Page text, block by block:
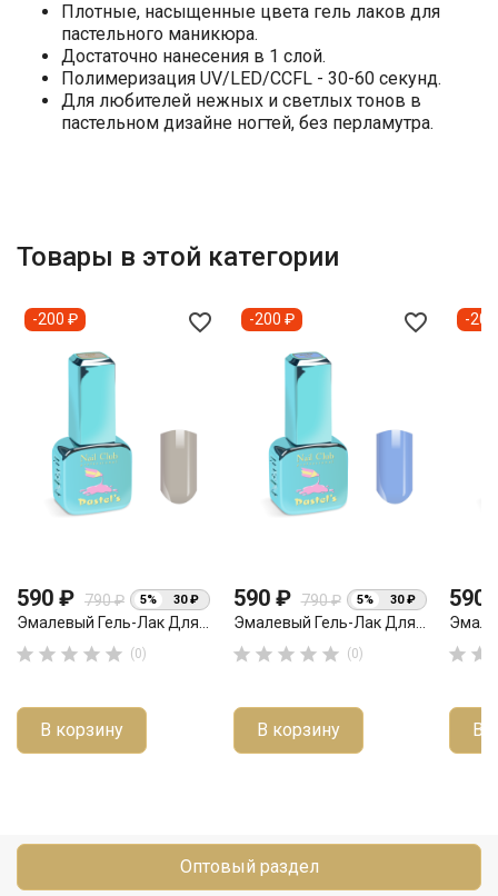
Плотные, насыщенные цвета гель лаков для
пастельного маникюра.
Достаточно нанесения в 1 слой.
Полимеризация UV/LED/CCFL - 30-60 секунд.
Для любителей нежных и светлых тонов в
пастельном дизайне ногтей, без перламутра.
Товары в этой категории
favorite_border
590 ₽ 790 ₽ 5% 30 ₽
Эмалевый Гель-Лак Для...
     (0)
В корзину
-200 ₽ favorite_border
590 ₽ 790 ₽ 5% 30 ₽
Эмалевый Гель-Лак Для...
     (0)
В корзину
-200 ₽
590
 
В
-
Оптовый раздел